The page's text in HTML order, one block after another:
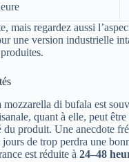
mais regardez aussi
une version industrielle
di bufala est
quant à elle, peut
produit. Une anecdote
de trop perdra une
est réduite à 24–48